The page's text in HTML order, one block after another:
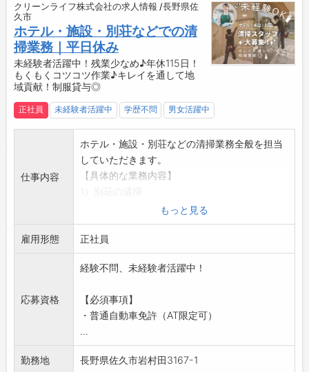
【やりがい】
・清掃後の綺麗なお部屋で、お客様が快適に過
ごせる喜びを感じられます♪
・清掃後のピカピカのお部屋を見ると達成感も
◎
・ホテルの「おもてなし」を支える大切なお仕
事です！
・従業員のプライベートタイムを大切にしてい
ます♪
・ワークライフバランスを整えやすく、しっか
◇ホテル清掃・客室清掃の仕事に興味がある方
◆適度な運動をしたい方
◆掃除や整理整頓が好きな方
◆もくもくコツコツ作業が好きな方
◇家事スキルを活かして働きたい方
てみませんか？
未経験の方のご応募も大歓迎です♪
クリーンライフ株式会社の求人情報 /長野県佐
久市
ホテル・施設・別荘などでの清
掃業務｜平日休み
未経験者活躍中！残業少なめ♪年休115日！
もくもくコツコツ作業♪キレイを通して地
域貢献！制服貸与◎
正社員 未経験者活躍中 学歴不問 男女活躍中
仕事内容
ホテル・施設・別荘などの清掃業務全般を担当
していただきます。
【具体的な業務内容】
2）ホテル内の清掃
3）施設共用部分の清掃 （食堂、お風呂、トイ
レ、作業場の床、各部屋の床清掃）など
【おすすめポイント】
・日常の家事スキルを活かせるお仕事です！
てることができます◎
【未経験OK！】
・丁寧に指導いたしますので、ご安心ください
♪
【職場の雰囲気】
もっと見る
雇用形態 正社員
応募資格
経験不問、未経験者活躍中！
【必須事項】
・普通自動車免許（AT限定可）
...
勤務地 長野県佐久市岩村田3167-1